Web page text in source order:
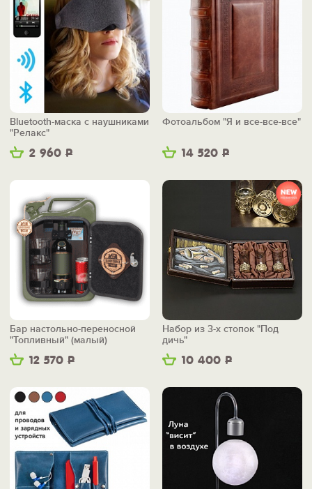
2 960 Р
Bluetooth-маска с наушниками
"Релакс"
14 520 Р
Фотоальбом "Я и все-все-все"
12 570 Р
Бар настольно-переносной
"Топливный" (малый)
10 400 Р
Набор из 3-х стопок "Под
дичь"